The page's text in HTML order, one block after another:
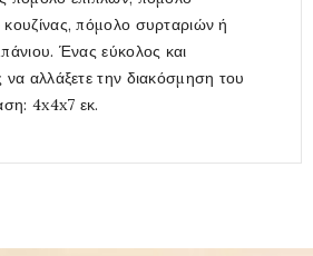
πόμολο συρταριών ή
Ένας εύκολος και
να αλλάξετε την διακόσμηση του
4x4x7 εκ.